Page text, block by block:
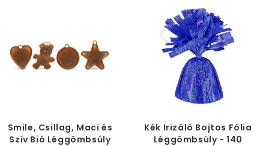
Smile, Csillag, Maci és
Szív Bió Léggömbsúly
Kék Irizáló Bojtos Fólia
Léggömbsúly - 140